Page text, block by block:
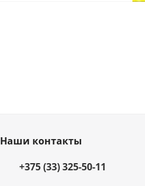
Наши контакты
+375 (33) 325-50-11